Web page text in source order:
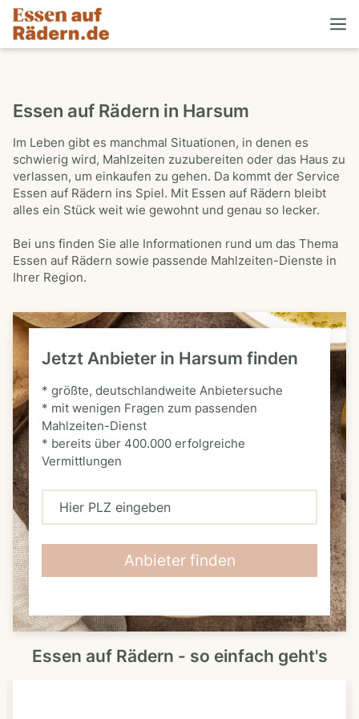
Essen auf Rädern in Harsum
Im Leben gibt es manchmal Situationen, in denen es
schwierig wird, Mahlzeiten zuzubereiten oder das Haus zu
verlassen, um einkaufen zu gehen. Da kommt der Service
Essen auf Rädern ins Spiel. Mit Essen auf Rädern bleibt
alles ein Stück weit wie gewohnt und genau so lecker.
Bei uns finden Sie alle Informationen rund um das Thema
Essen auf Rädern sowie passende Mahlzeiten-Dienste in
Ihrer Region.
Jetzt Anbieter in Harsum finden
* größte, deutschlandweite Anbietersuche
* mit wenigen Fragen zum passenden
Mahlzeiten-Dienst
* bereits über 400.000 erfolgreiche
Vermittlungen
H
L
Z
Anbieter finden
Essen auf Rädern - so einfach geht's